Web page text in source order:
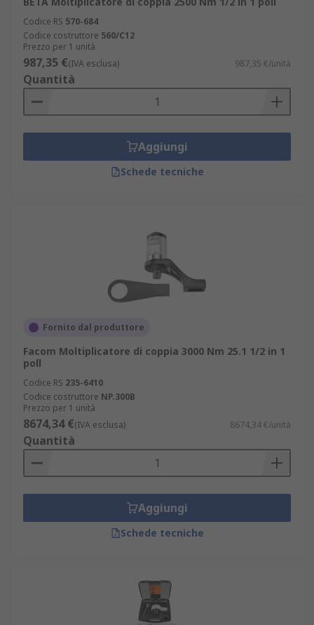
Codice RS 570-684
Codice costruttore 560/C12
Prezzo per 1 unità
987,35 €(IVA esclusa) 987,35 €/unità
Quantità
Aggiungi
Schede tecniche
Fornito dal produttore
Facom Moltiplicatore di coppia 3000 Nm 25.1 1/2 in 1
poll
Codice RS 235-6410
Codice costruttore NP.300B
Prezzo per 1 unità
8674,34 €(IVA esclusa) 8674,34 €/unità
Quantità
Aggiungi
Schede tecniche